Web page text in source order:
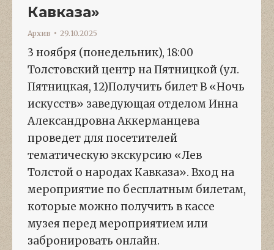
Кавказа»
Архив 29.10.2025
3 ноября (понедельник), 18:00
Толстовский центр на Пятницкой (ул.
Пятницкая, 12)Получить билет В «Ночь
искусств» заведующая отделом Инна
Александровна Аккерманцева
проведет для посетителей
тематическую экскурсию «Лев
Толстой о народах Кавказа». Вход на
мероприятие по бесплатным билетам,
которые можно получить в кассе
музея перед мероприятием или
забронировать онлайн.